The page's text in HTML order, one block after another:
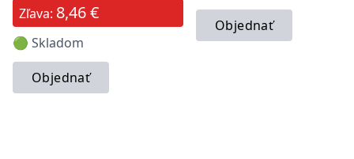
Zľava: 8,46 €
🟢 Skladom
Objednať
Objednať